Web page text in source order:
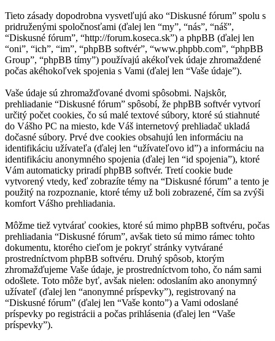
Tieto zásady dopodrobna vysvetľujú ako “Diskusné fórum” spolu s
pridruženými spoločnosťami (ďalej len “my”, “nás”, “náš”,
“Diskusné fórum”, “http://forum.koseca.sk”) a phpBB (ďalej len
“oni”, “ich”, “im”, “phpBB softvér”, “www.phpbb.com”, “phpBB
Group”, “phpBB tímy”) používajú akékoľvek údaje zhromaždené
počas akéhokoľvek spojenia s Vami (ďalej len “Vaše údaje”).
Vaše údaje sú zhromažďované dvomi spôsobmi. Najskôr,
prehliadanie “Diskusné fórum” spôsobí, že phpBB softvér vytvorí
určitý počet cookies, čo sú malé textové súbory, ktoré sú stiahnuté
do Vášho PC na miesto, kde Váš internetový prehliadač ukladá
dočasné súbory. Prvé dve cookies obsahujú len informáciu na
identifikáciu užívateľa (ďalej len “užívateľovo id”) a informáciu na
identifikáciu anonymného spojenia (ďalej len “id spojenia”), ktoré
Vám automaticky priradí phpBB softvér. Tretí cookie bude
vytvorený vtedy, keď zobrazíte témy na “Diskusné fórum” a tento je
použitý na rozpoznanie, ktoré témy už boli zobrazené, čím sa zvýši
komfort Vášho prehliadania.
Môžme tiež vytvárať cookies, ktoré sú mimo phpBB softvéru, počas
prehliadania “Diskusné fórum”, avšak tieto sú mimo rámec tohto
dokumentu, ktorého cieľom je pokryť stránky vytvárané
prostredníctvom phpBB softvéru. Druhý spôsob, ktorým
zhromažďujeme Vaše údaje, je prostredníctvom toho, čo nám sami
odošlete. Toto môže byť, avšak nielen: odoslaním ako anonymný
užívateľ (ďalej len “anonymné príspevky”), registrovaný na
“Diskusné fórum” (ďalej len “Vaše konto”) a Vami odoslané
príspevky po registrácii a počas prihlásenia (ďalej len “Vaše
príspevky”).